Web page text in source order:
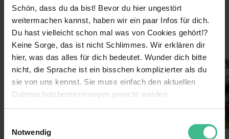
Schön, dass du da bist! Bevor du hier ungestört
weitermachen kannst, haben wir ein paar Infos für dich.
Du hast vielleicht schon mal was von Cookies gehört!?
Keine Sorge, das ist nicht Schlimmes. Wir erklären dir
hier, was das alles für dich bedeutet. Wunder dich bitte
nicht, die Sprache ist ein bisschen komplizierter als du
sie von uns kennst. Sie muss einfach den aktuellen
Datenschutzbestimmungen gerecht werden.
Notwendig
Deutschlands größte Städte für dich!
Lerne coole neue Leute kennen und arbeite im
Verdiene 600€/Woche
Sichere dir darüber hinaus Prämien durch deine
Lass dich von uns coachen & erhalte nach
weiterlesen
Bilder